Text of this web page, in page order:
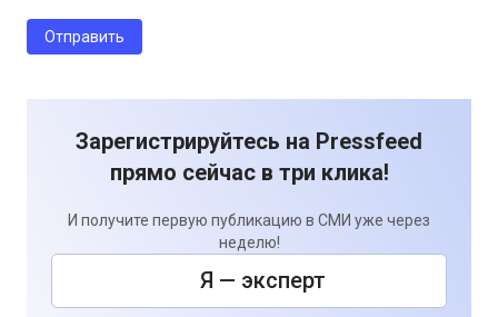
Зарегистрируйтесь на Pressfeed
прямо сейчас в три клика!
И получите первую публикацию в СМИ уже через
неделю!
Я — эксперт